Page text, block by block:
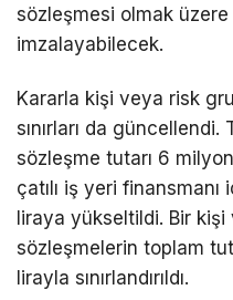
sözleşmesi olmak
imzalayabilecek.
Kararla kişi veya risk
sınırları da güncellendi.
sözleşme tutarı 6
çatılı iş yeri
liraya yükseltildi. Bir
sözleşmelerin toplam
lirayla sınırlandırıldı.